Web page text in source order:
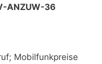
ANZUW-36
Mobilfunkpreise